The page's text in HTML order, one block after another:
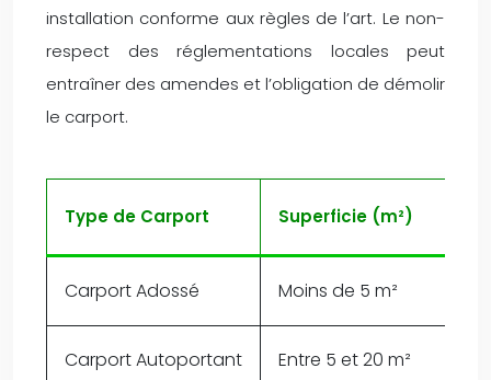
installation conforme aux règles de l’art. Le non-
respect des réglementations locales peut
entraîner des amendes et l’obligation de démolir
le carport.
Type de Carport Superficie (m²)
Carport Adossé Moins de 5 m²
Carport Autoportant Entre 5 et 20 m²